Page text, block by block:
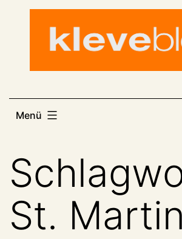
Menü
St. Martin